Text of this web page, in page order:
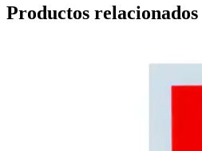
Productos relacionados